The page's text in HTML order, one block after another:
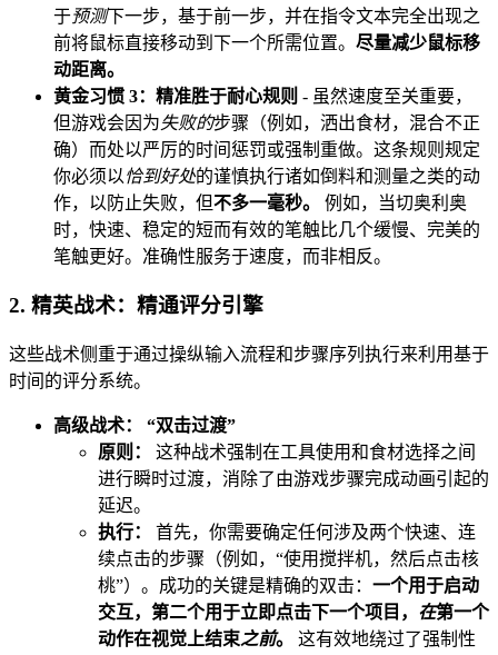
于预测下一步，基于前一步，并在指令文本完全出现之
前将鼠标直接移动到下一个所需位置。 尽量减少鼠标移
动距离。
黄金习惯 3：精准胜于耐心规则 - 虽然速度至关重要，
但游戏会因为失败的步骤（例如，洒出食材，混合不正
确）而处以严厉的时间惩罚或强制重做。这条规则规定
你必须以恰到好处的谨慎执行诸如倒料和测量之类的动
作，以防止失败，但不多一毫秒。
例如，当切奥利奥
时，快速、稳定的短而有效的笔触比几个缓慢、完美的
笔触更好。准确性服务于速度，而非相反。
2. 精英战术：精通评分引擎
这些战术侧重于通过操纵输入流程和步骤序列执行来利用基于
时间的评分系统。
高级战术： “双击过渡”
原则：
这种战术强制在工具使用和食材选择之间
进行瞬时过渡，消除了由游戏步骤完成动画引起的
延迟。
执行：
首先，你需要确定任何涉及两个快速、连
续点击的步骤（例如，“使用搅拌机，然后点击核
桃”）。成功的关键是精确的双击： 一个用于启动
交互，第二个用于立即点击下一个项目， 在第一个
动作在视觉上结束之前。
这有效地绕过了强制性